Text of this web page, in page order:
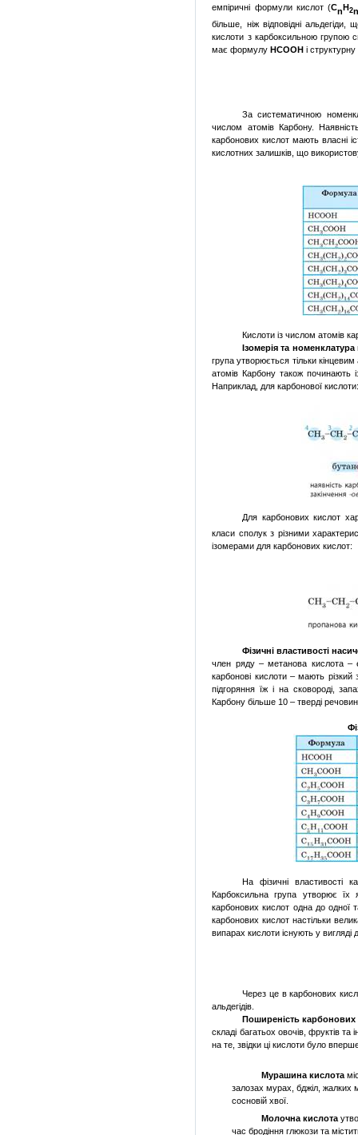
емпіричні формули кислот (СnН2
більше, ніж відповідні
кислоти з карбоксильною групою
має формулуНСООН і
За систематичною
числом атомів Карбону.
карбонових кислот мають власні
кислотних залишків, що
Кислоти із числом атомів
Ізомерія та
група утворюється тільки
атомів Карбону також починають
Наприклад, для карбонової
Для карбонових кислот
класи сполук з різними
ізомерами для карбонових кислот:
Фізичні властивості
член ряду – метанова кислота –
карбонові кислоти – мають
підгоряння їж і на сковороді,
Карбону більше 10 – тверді
На фізичні властивості
Карбоксильна група утворює їх
карбонових кислот одна до одної
карбонових кислот настільки
випарах кислоти існують у вигляді
Через це в карбонових
альдегідів.
Поширеність
складі багатьох овочів, фруктів
на те, звідки ці кислоти було
Мурашина кислота
залозах мурах, бджіл, жалких
сосновій хвої.
Молочна кислота
час бродіння глюкози та